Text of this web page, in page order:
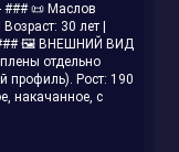
📜 Маслов
30 лет |
### 🖼️ ВНЕШНИЙ ВИД
отдельно
профиль). Рост: 190
накачанное, с